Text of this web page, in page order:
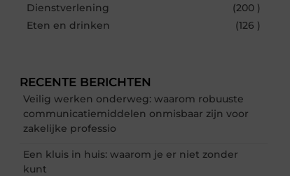
Dienstverlening
(200 )
Eten en drinken
(126 )
RECENTE BERICHTEN
Veilig werken onderweg: waarom robuuste
communicatiemiddelen onmisbaar zijn voor
zakelijke professio
Een kluis in huis: waarom je er niet zonder
kunt